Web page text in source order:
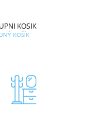
KOŠÍK
KOŠÍK